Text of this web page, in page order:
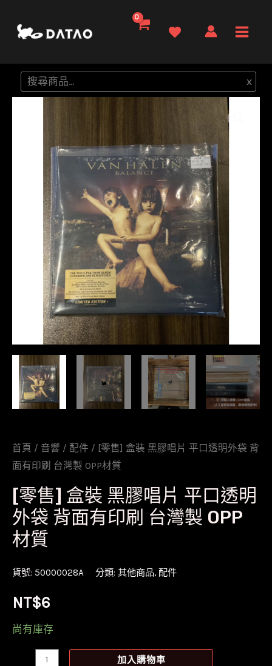
要
Menu
搜
尋
x
首頁 / 音響 / 配件 / [零售] 盒裝 黑膠唱片 平口透明外袋 背
面有印刷 台灣製 OPP材質
[零售] 盒裝 黑膠唱片 平口透明
外袋 背面有印刷 台灣製 OPP
材質
貨號: 50000028A 分類: 其他商品, 配件
NT$6
尚有庫存
加入購物車